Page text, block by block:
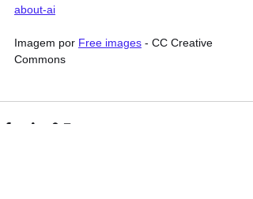
about-ai
Imagem por Free images - CC Creative
Commons